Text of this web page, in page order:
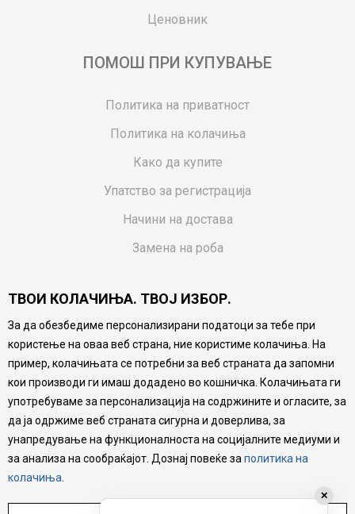
Ценовник
ПОМОШ ПРИ КУПУВАЊЕ
Политика на приватност
Политика на колачиња
Како да купите
Упатство за регистрација
Начини на достава
Замена на роба
Ваучери
Product Finder
FAQs
Настојуваме да бидеме што попрецизни во описот на
производите, прикажување на слики и цени, но не
можеме да гарантираме дека сите информации се
комплетни и без грешка. Сите производи се дел од
нашата понуда, но не се подразбира дека мора да се
достапни во секој момент.
ТВОИ КОЛАЧИЊА. ТВОЈ ИЗБОР.
За да обезбедиме персонализирани податоци за тебе при
користење на оваа веб страна, ние користиме колачиња. На
пример, колачињата се потребни за веб страната да запомни
кои производи ги имаш додадено во кошничка. Колачињата ги
употребуваме за персонализација на содржините и огласите, за
да ја одржиме веб страната сигурна и доверлива, за
унапредување на функционалноста на социјалните медиуми и
за анализа на сообраќајот. Дознај повеќе за политика на
колачиња
✕